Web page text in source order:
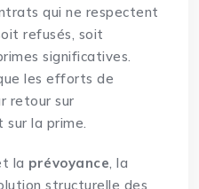
qui ne respectent
refusés, soit
significatives.
les efforts de
retour sur
la prime.
la prévoyance, la
structurelle des